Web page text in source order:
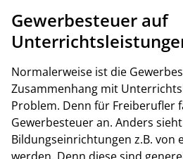
Gewerbesteuer auf
Normalerweise ist die
Zusammenhang mit
Problem. Denn für Freiberufler
Gewerbesteuer an. Anders
Bildungseinrichtungen z.B. von
werden. Denn diese sind